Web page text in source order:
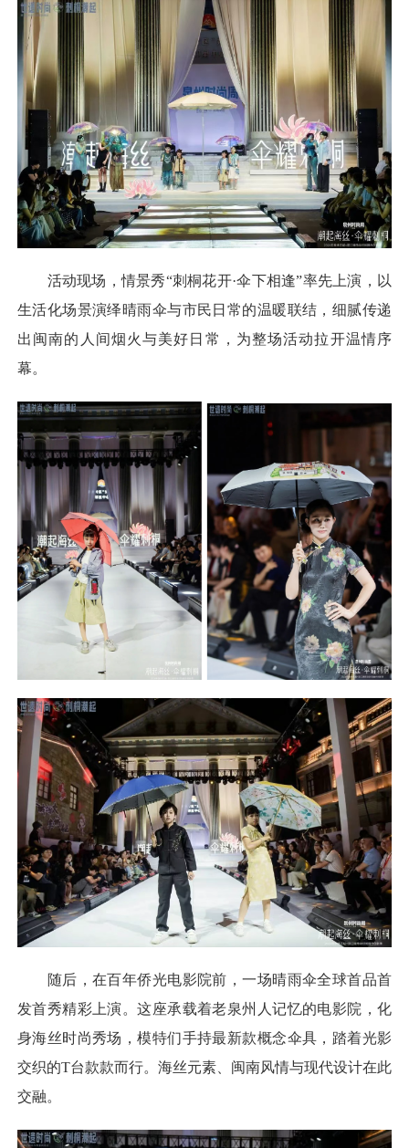
活动现场，情景秀“刺桐花开·伞下相逢”率先上演，以
生活化场景演绎晴雨伞与市民日常的温暖联结，细腻传递
出闽南的人间烟火与美好日常，为整场活动拉开温情序
幕。
随后，在百年侨光电影院前，一场晴雨伞全球首品首
发首秀精彩上演。这座承载着老泉州人记忆的电影院，化
身海丝时尚秀场，模特们手持最新款概念伞具，踏着光影
交织的T台款款而行。海丝元素、闽南风情与现代设计在此
交融。